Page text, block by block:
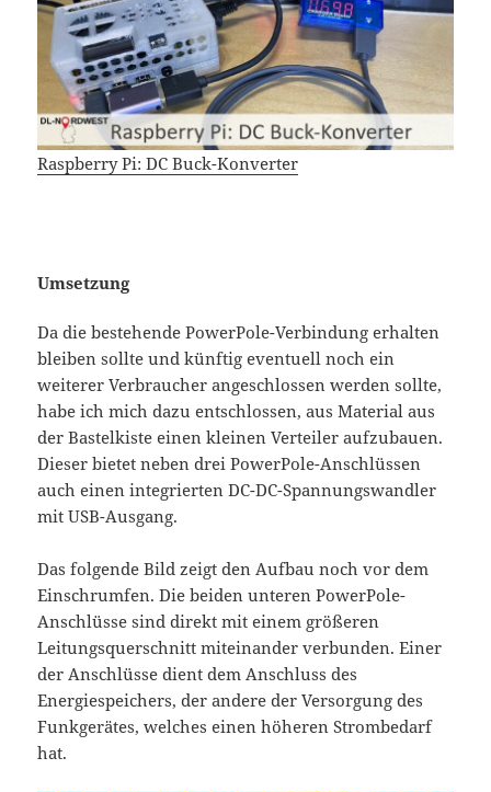
Raspberry Pi: DC Buck-Konverter
Umsetzung
Da die bestehende PowerPole-Verbindung erhalten
bleiben sollte und künftig eventuell noch ein
weiterer Verbraucher angeschlossen werden sollte,
habe ich mich dazu entschlossen, aus Material aus
der Bastelkiste einen kleinen Verteiler aufzubauen.
Dieser bietet neben drei PowerPole-Anschlüssen
auch einen integrierten DC-DC-Spannungswandler
mit USB-Ausgang.
Das folgende Bild zeigt den Aufbau noch vor dem
Einschrumfen. Die beiden unteren PowerPole-
Anschlüsse sind direkt mit einem größeren
Leitungsquerschnitt miteinander verbunden. Einer
der Anschlüsse dient dem Anschluss des
Energiespeichers, der andere der Versorgung des
Funkgerätes, welches einen höheren Strombedarf
hat.